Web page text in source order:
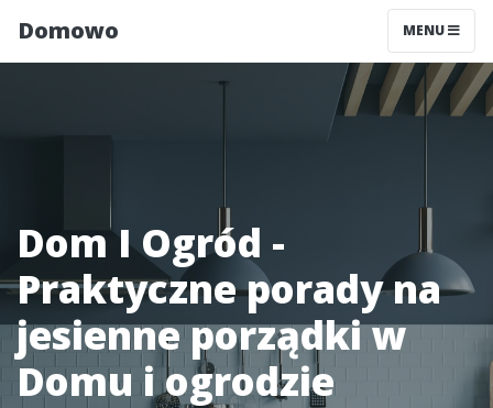
Domowo MENU
Dom I Ogród -
Praktyczne porady na
jesienne porządki w
Domu i ogrodzie